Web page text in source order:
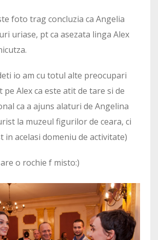
foto trag concluzia ca Angelia
uriase, pt ca asezata linga Alex
io am cu totul alte preocupari
pe Alex ca este atit de tare si de
ca a ajuns alaturi de Angelina
la muzeul figurilor de ceara, ci
in acelasi domeniu de activitate)
o rochie f misto:)